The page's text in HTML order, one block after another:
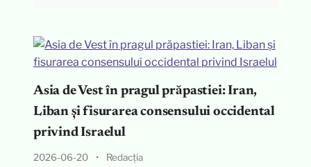
Asia de Vest în pragul prăpastiei: Iran,
Liban și fisurarea consensului occidental
privind Israelul
2026-06-20 • Redacția